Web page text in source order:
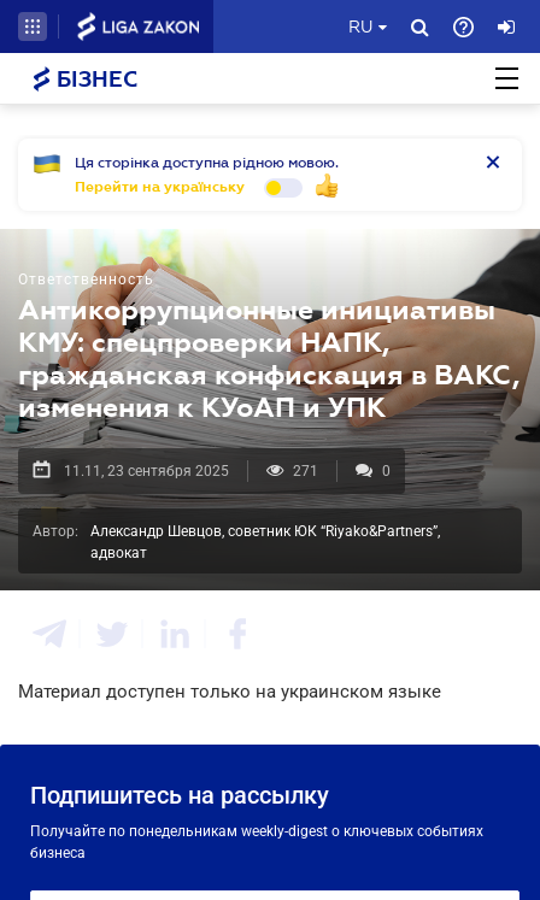
RU
БІЗНЕС
Ця сторінка доступна рідною мовою.
Перейти на українську
Ответственность
Антикоррупционные инициативы
КМУ: спецпроверки НАПК,
гражданская конфискация в ВАКС,
изменения к КУоАП и УПК
11.11, 23 сентября 2025 271 0
Автор:
Александр Шевцов, советник ЮК “Riyako&Partners”,
адвокат
Материал доступен только на украинском языке
Подпишитесь на рассылку
Получайте по понедельникам weekly-digest о ключевых событиях
бизнеса